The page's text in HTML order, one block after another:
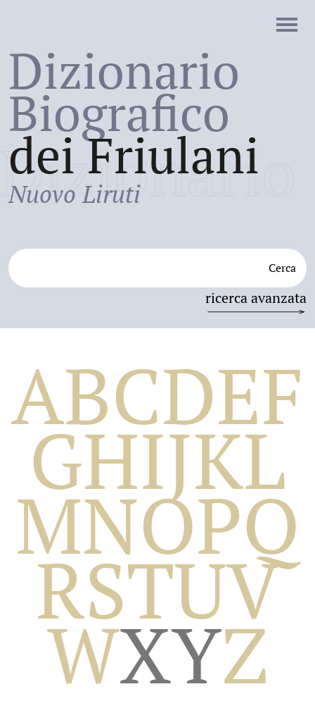
Dizionario
Biografico
dei Friulani
Nuovo Liruti
Cerca
ricerca avanzata
Dizionario
Biografico
ABCDEF
GHIJKL
MNOPQ
RSTUV
WXYZ